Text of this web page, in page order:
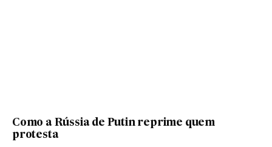
Como a Rússia de Putin reprime quem
protesta